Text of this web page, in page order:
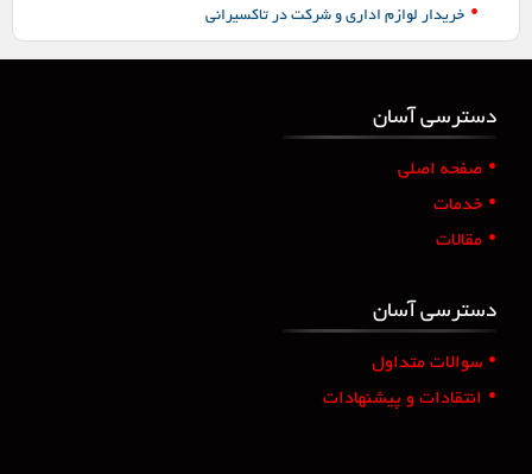
• خریدار لوازم اداری و شرکت در تاکسیرانی
دسترسی آسان
• صفحه اصلی
• خدمات
• مقالات
دسترسی آسان
• سوالات متداول
• انتقادات و پیشنهادات